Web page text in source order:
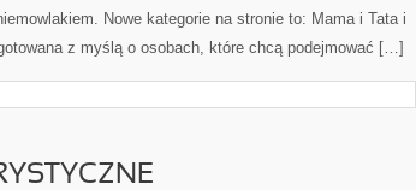
Nowe kategorie na stronie to: Mama i Tata i
z myślą o osobach, które chcą podejmować […]